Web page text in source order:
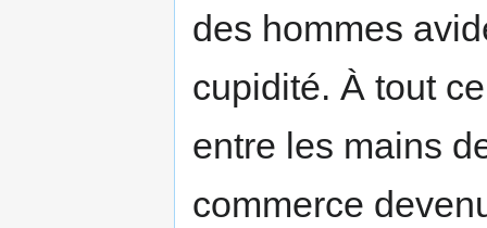
des hommes
cupidité. À tout
entre les mains
commerce